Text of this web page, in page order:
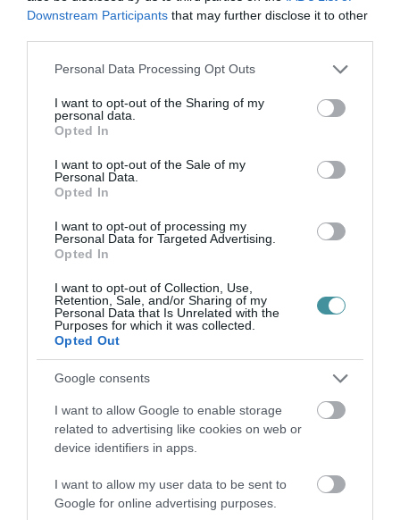
Downstream Participants that may further disclose it to other
Please note that this website/app uses one or more Google
not limited to your visit or usage behaviour. You may click to
grant or deny consent to Google and its third-party tags to
use your data for below specified purposes in below Google
consent section.
Personal Data Processing Opt Outs
I want to opt-out of the Sharing of my
personal data.
Opted In
I want to opt-out of the Sale of my
Personal Data.
Opted In
I want to opt-out of processing my
Personal Data for Targeted Advertising.
Opted In
I want to opt-out of Collection, Use,
Retention, Sale, and/or Sharing of my
Personal Data that Is Unrelated with the
Purposes for which it was collected.
Opted Out
Google consents
I want to allow Google to enable storage
related to advertising like cookies on web or
device identifiers in apps.
I want to allow my user data to be sent to
Google for online advertising purposes.
Rendőrség, kutyakiképzők, önkormányzatok
Ne maradjon le a legfrissebb hírekről, kövessen
bennünket az EGRI ÜGYEK Google Hírek oldalán!
VISSZA A FŐOLDALRA
Legfrissebb híreink
35 PERCES TANÓRÁK ÉS KEVESEBB HÁZI
FELADAT JÖHET AZ ALSÓ ...